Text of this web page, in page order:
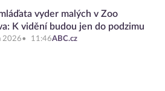
vyder malých v Zoo
K vidění budou jen do podzimu
2026 11:46ABC.cz